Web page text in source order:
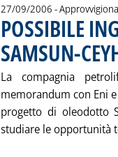
27/09/2006 -
POSSIBILE
SAMSUN-
La compagnia
memorandum con Eni
progetto di oleodotto
studiare le opportunità